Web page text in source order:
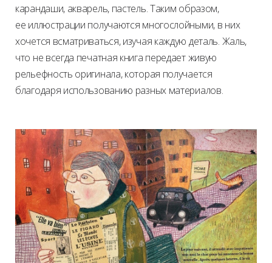
карандаши, акварель, пастель. Таким образом,
ее иллюстрации получаются многослойными, в них
хочется всматриваться, изучая каждую деталь. Жаль,
что не всегда печатная книга передает живую
рельефность оригинала, которая получается
благодаря использованию разных материалов.